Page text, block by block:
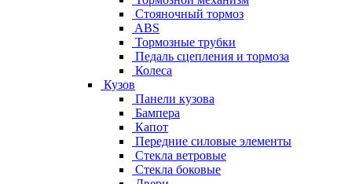
Стояночный тормоз
ABS
Тормозные трубки
Педаль сцепления и тормоза
Колеса
Кузов
Панели кузова
Бампера
Капот
Передние силовые элементы
Стекла ветровые
Стекла боковые